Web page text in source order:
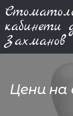
кабинети
Захманов
Цени